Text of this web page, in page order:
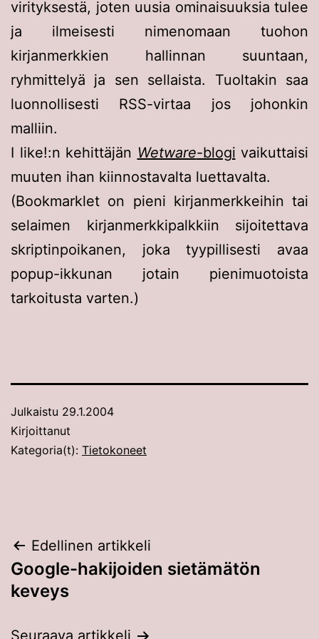
virityksestä, joten uusia ominaisuuksia tulee
ja ilmeisesti nimenomaan tuohon
kirjanmerkkien hallinnan suuntaan,
ryhmittelyä ja sen sellaista. Tuoltakin saa
luonnollisesti RSS-virtaa jos johonkin
malliin.
I like!:n kehittäjän Wetware-blogi vaikuttaisi
muuten ihan kiinnostavalta luettavalta.
(Bookmarklet on pieni kirjanmerkkeihin tai
selaimen kirjanmerkkipalkkiin sijoitettava
skriptinpoikanen, joka tyypillisesti avaa
popup-ikkunan jotain pienimuotoista
tarkoitusta varten.)
Julkaistu 29.1.2004
Kirjoittanut
Kategoria(t): Tietokoneet
Artikkelien
selaus
Edellinen artikkeli
Google-hakijoiden sietämätön
keveys